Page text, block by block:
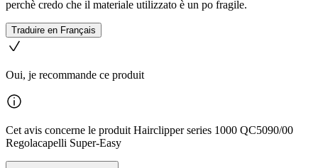
perchè credo che il materiale utilizzato è un po fragile.
Traduire en Français
Oui, je recommande ce produit
Cet avis concerne le produit Hairclipper series 1000 QC5090/00
Regolacapelli Super-Easy